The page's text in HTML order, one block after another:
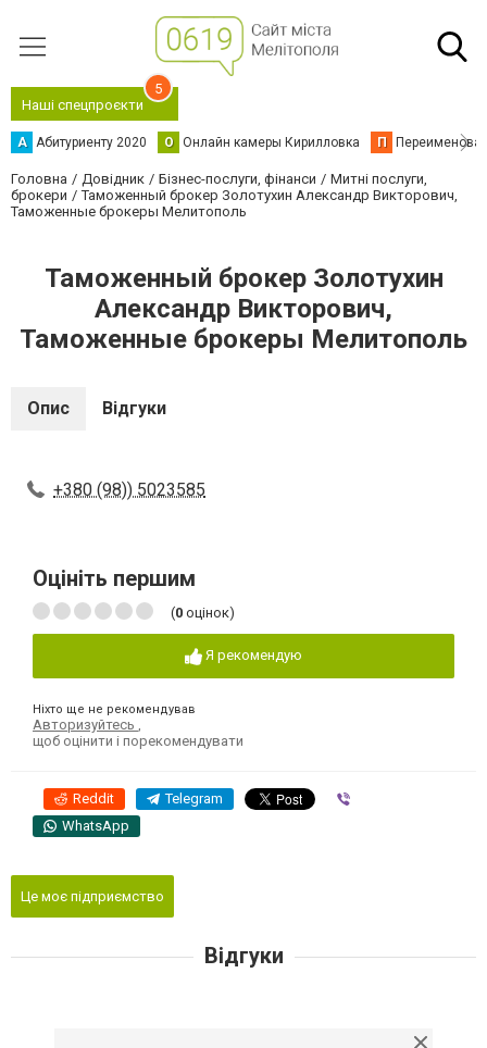
Наші спецпроєкти
5
А Абитуриенту 2020 О Онлайн камеры Кирилловка П
Головна Довідник Бізнес-послуги, фінанси
Митні послуги,
брокери
Таможенный брокер Золотухин Александр Викторович,
Таможенные брокеры Мелитополь
Таможенный брокер Золотухин
Александр Викторович,
Таможенные брокеры Мелитополь
Опис Відгуки
+380 (98)) 5023585
Оцініть першим
(0 оцінок)
Я рекомендую
Ніхто ще не рекомендував
Авторизуйтесь
щоб оцінити і порекомендувати
Reddit Telegram
WhatsApp
Це моє підприємство
Відгуки